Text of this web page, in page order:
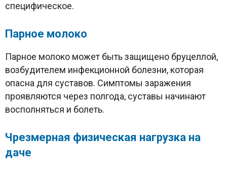
специфическое.
Парное молоко
Парное молоко может быть защищено бруцеллой,
возбудителем инфекционной болезни, которая
опасна для суставов. Симптомы заражения
проявляются через полгода, суставы начинают
восполняться и болеть.
Чрезмерная физическая нагрузка на
даче